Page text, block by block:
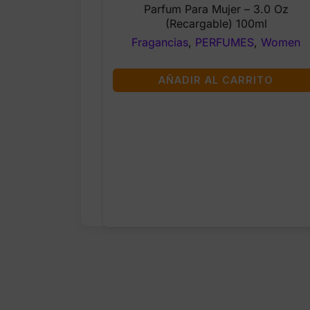
was:
$168.99.
is:
$162.99.
Parfum Para Mujer – 3.0 Oz
(Recargable) 100ml
Fragancias, PERFUMES, Women
AÑADIR AL CARRITO